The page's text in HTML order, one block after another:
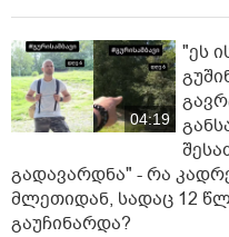
04:19
"ეს
გადავარდნა" - რა
მლეთიდან, სადაც 12
გაუჩინარდა?